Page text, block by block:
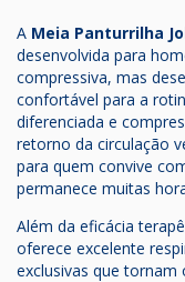
A Meia Panturrilha
desenvolvida para
compressiva, mas
confortável para a
diferenciada e
retorno da circulação
para quem convive
permanece muitas
Além da eficácia
oferece excelente
exclusivas que tornam